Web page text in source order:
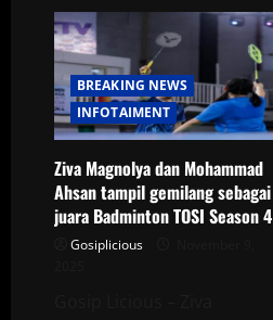
BREAKING NEWS
INFOTAIMENT
Ziva Magnolya dan Mohammad
Ahsan tampil gemilang sebagai
juara Badminton TOSI Season 4
Gosiplicious